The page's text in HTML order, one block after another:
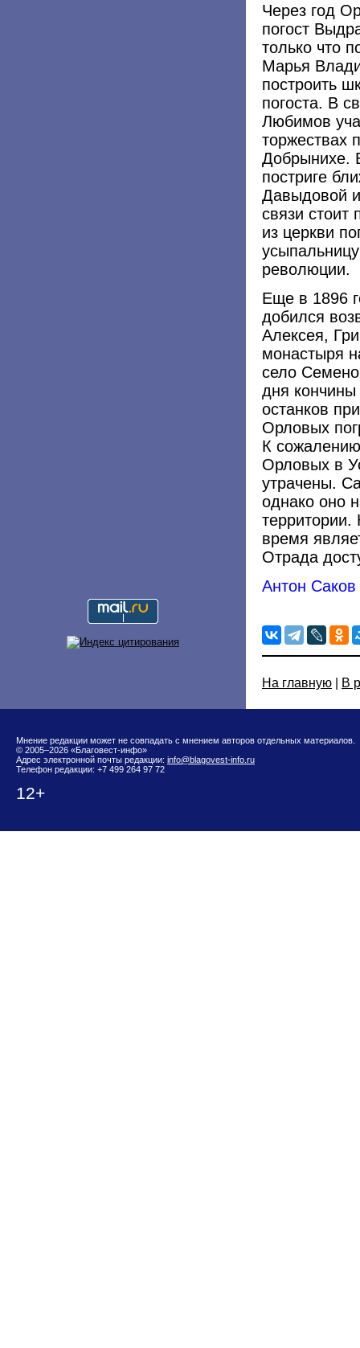
Через год
погост
только что
Марья
построить
погоста. В
Любимов
торжествах
Добрынихе.
постриге
Давыдовой
связи
из церкви
революции.
Еще в 1896
добился
Алексея,
монастыря
село
дня
останков
Орловых
К
Орловых в
утрачены.
однако оно
время
Отрада
Антон Саков
На главную | В
Мнение редакции может не совпадать с мнением авторов отдельных материалов.
© 2005–2026 «Благовест-инфо»
Адрес электронной почты редакции: info@blagovest-info.ru
Телефон редакции: +7 499 264 97 72
12+